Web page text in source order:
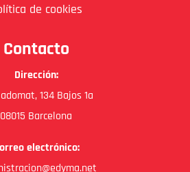
de cookies
Contacto
Dirección:
134 Bajos 1a
08015 Barcelona
electrónico: